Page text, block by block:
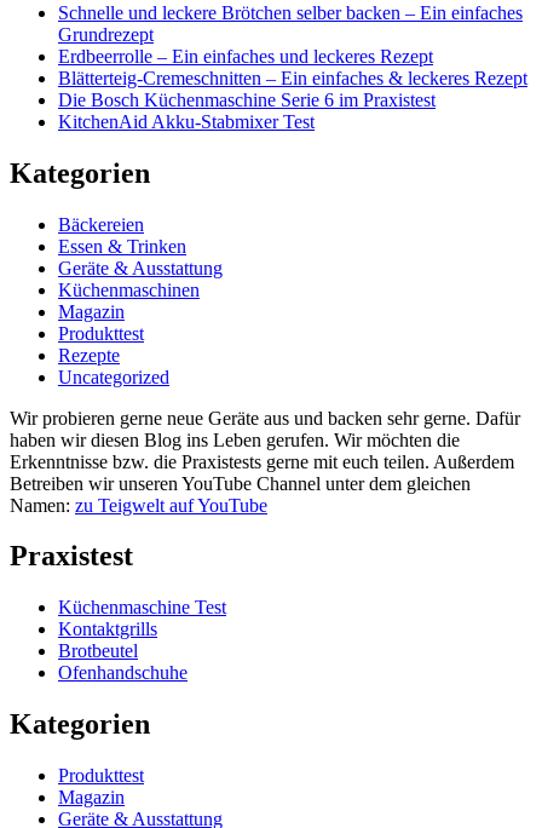
Schnelle und leckere Brötchen selber backen – Ein einfaches
Grundrezept
Erdbeerrolle – Ein einfaches und leckeres Rezept
Blätterteig-Cremeschnitten – Ein einfaches & leckeres Rezept
Die Bosch Küchenmaschine Serie 6 im Praxistest
KitchenAid Akku-Stabmixer Test
Kategorien
Bäckereien
Essen & Trinken
Geräte & Ausstattung
Küchenmaschinen
Magazin
Produkttest
Rezepte
Uncategorized
Wir probieren gerne neue Geräte aus und backen sehr gerne. Dafür
haben wir diesen Blog ins Leben gerufen. Wir möchten die
Erkenntnisse bzw. die Praxistests gerne mit euch teilen. Außerdem
Betreiben wir unseren YouTube Channel unter dem gleichen
Namen: zu Teigwelt auf YouTube
Praxistest
Küchenmaschine Test
Kontaktgrills
Brotbeutel
Ofenhandschuhe
Kategorien
Produkttest
Magazin
Geräte & Ausstattung